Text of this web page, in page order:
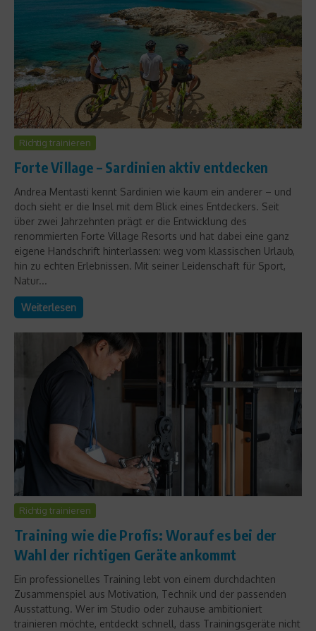
Richtig trainieren
Forte Village – Sardinien aktiv entdecken
Andrea Mentasti kennt Sardinien wie kaum ein anderer – und
doch sieht er die Insel mit dem Blick eines Entdeckers. Seit
über zwei Jahrzehnten prägt er die Entwicklung des
renommierten Forte Village Resorts und hat dabei eine ganz
eigene Handschrift hinterlassen: weg vom klassischen Urlaub,
hin zu echten Erlebnissen. Mit seiner Leidenschaft für Sport,
Natur...
Weiterlesen
Richtig trainieren
Training wie die Profis: Worauf es bei der
Wahl der richtigen Geräte ankommt
Ein professionelles Training lebt von einem durchdachten
Zusammenspiel aus Motivation, Technik und der passenden
Ausstattung. Wer im Studio oder zuhause ambitioniert
trainieren möchte, entdeckt schnell, dass Trainingsgeräte nicht